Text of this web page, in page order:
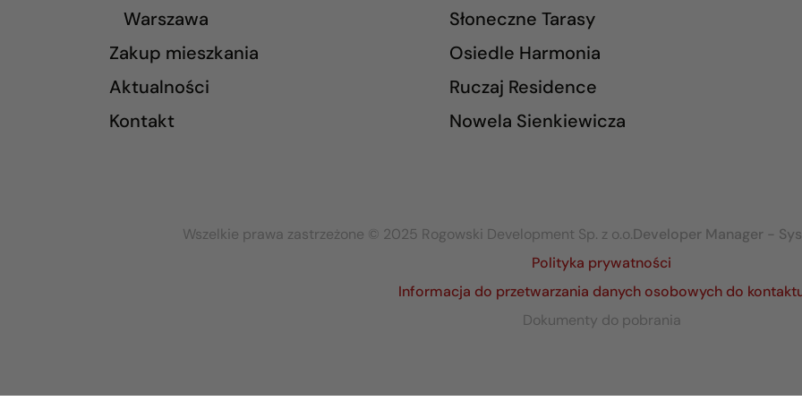
Warszawa
Zakup mieszkania
Aktualności
Kontakt
Słoneczne Tarasy
Osiedle Harmonia
Ruczaj Residence
Nowela Sienkiewicza
Wszelkie prawa zastrzeżone © 2025 Rogowski Development Sp. z o.o.Developer Manager -
Polityka prywatności
Informacja do przetwarzania danych osobowych do
Dokumenty do pobrania